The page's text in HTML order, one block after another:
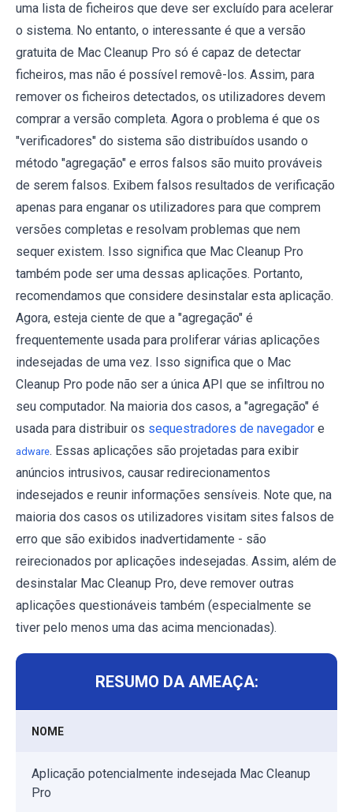
uma lista de ficheiros que deve ser excluído para acelerar
o sistema. No entanto, o interessante é que a versão
gratuita de Mac Cleanup Pro só é capaz de detectar
ficheiros, mas não é possível removê-los. Assim, para
remover os ficheiros detectados, os utilizadores devem
comprar a versão completa. Agora o problema é que os
"verificadores" do sistema são distribuídos usando o
método "agregação" e erros falsos são muito prováveis
de serem falsos. Exibem falsos resultados de verificação
apenas para enganar os utilizadores para que comprem
versões completas e resolvam problemas que nem
sequer existem. Isso significa que Mac Cleanup Pro
também pode ser uma dessas aplicações. Portanto,
recomendamos que considere desinstalar esta aplicação.
Agora, esteja ciente de que a "agregação" é
frequentemente usada para proliferar várias aplicações
indesejadas de uma vez. Isso significa que o Mac
Cleanup Pro pode não ser a única API que se infiltrou no
seu computador. Na maioria dos casos, a "agregação" é
usada para distribuir os sequestradores de navegador e
adware. Essas aplicações são projetadas para exibir
anúncios intrusivos, causar redirecionamentos
indesejados e reunir informações sensíveis. Note que, na
maioria dos casos os utilizadores visitam sites falsos de
erro que são exibidos inadvertidamente - são
reirecionados por aplicações indesejadas. Assim, além de
desinstalar Mac Cleanup Pro, deve remover outras
aplicações questionáveis também (especialmente se
tiver pelo menos uma das acima mencionadas).
RESUMO DA AMEAÇA:
NOME
Aplicação potencialmente indesejada Mac Cleanup
Pro